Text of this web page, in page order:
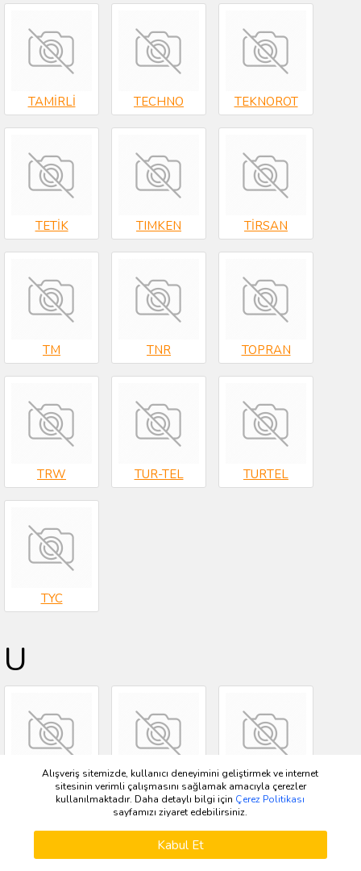
TAMİRLİ TECHNO TEKNOROT
TETİK TIMKEN TİRSAN
TM TNR TOPRAN
TRW TUR-TEL TURTEL
TYC
U
UCL UCPA UFI
Kategoriler Üye Girişi Kayıt Ol Katalog Kampanya Sepetim
Alışveriş sitemizde, kullanıcı deneyimini geliştirmek ve internet
sitesinin verimli çalışmasını sağlamak amacıyla çerezler
kullanılmaktadır. Daha detaylı bilgi için Çerez Politikası
sayfamızı ziyaret edebilirsiniz.
Kabul Et